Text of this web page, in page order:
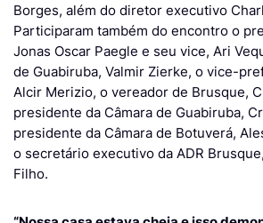
Borges, além do diretor executivo
Participaram também do encontro o
Jonas Oscar Paegle e seu vice, Ari
de Guabiruba, Valmir Zierke, o vice-
Alcir Merizio, o vereador de Brusque,
presidente da Câmara de Guabiruba,
presidente da Câmara de Botuverá,
o secretário executivo da ADR
Filho.